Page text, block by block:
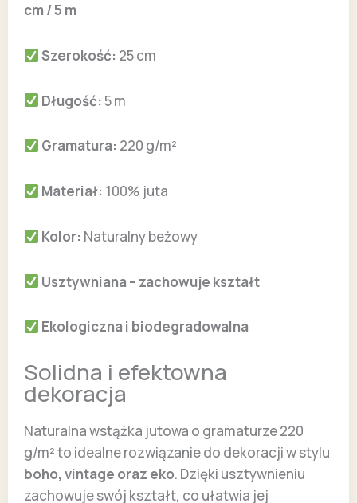
cm / 5 m
Szerokość: 25 cm
Długość: 5 m
Gramatura: 220 g/m²
Materiał: 100% juta
Kolor: Naturalny beżowy
Usztywniana – zachowuje kształt
Ekologiczna i biodegradowalna
Solidna i efektowna
dekoracja
Naturalna wstążka jutowa o gramaturze 220
g/m² to idealne rozwiązanie do dekoracji w stylu
boho, vintage oraz eko. Dzięki usztywnieniu
zachowuje swój kształt, co ułatwia jej